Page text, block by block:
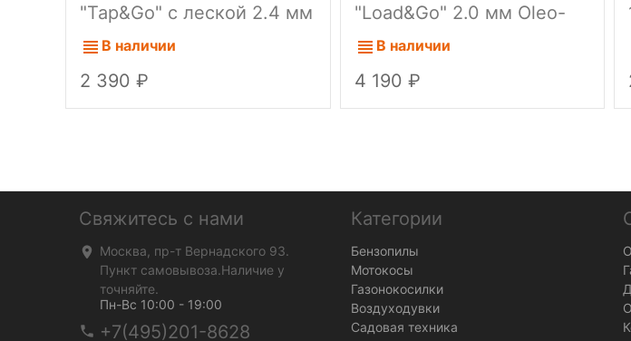
"Tap&Go" c леской 2.4 мм
Oleo-Mac
В наличии
2 390
"Load&Go" 2.0 мм Oleo-
MacВ наличии
4 190
Свяжитесь с нами
Москва, пр-т Вернадского 93.
Пункт самовывоза.Наличие у
точняйте.
Пн-Вс 10:00 - 19:00
+7(495)201-8628
Категории
Бензопилы
Мотокосы
Газонокосилки
Воздуходувки
Садовая техника